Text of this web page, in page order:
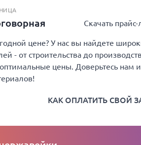
Скачать прайс-
цене? У нас вы найдете
- от строительства до
цены. Доверьтесь нам
КАК ОПЛАТИТЬ СВОЙ